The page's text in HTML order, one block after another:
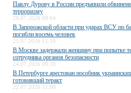
Павлу Дурову в России предъявили
терроризму
29.07.2026 09:04
В Запорожской области при ударах ВСУ по
погибли восемь человек
25.07.2026 12:19
В Москве задержали женщину при попытке
сотрудника органов безопасности
24.07.2026 09:19
В Петербурге арестован пособник
готовивший теракт
22.07.2026 11:08